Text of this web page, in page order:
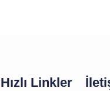
Hızlı Linkler